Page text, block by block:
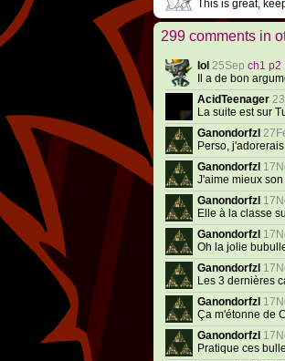
This is great,
299 comments in
Iol 25Sep ch1 p2
Il a de bon
AcidTeenager
La suite est sur
Ganondorfzl
Perso,
Ganondorfzl
J'aime mieux
Ganondorfzl
Elle à la classe
Ganondorfzl
Oh la jolie
Ganondorfzl
Les 3 dernières
Ganondorfzl
Ça m'étonne de
Ganondorfzl
Pratique ces